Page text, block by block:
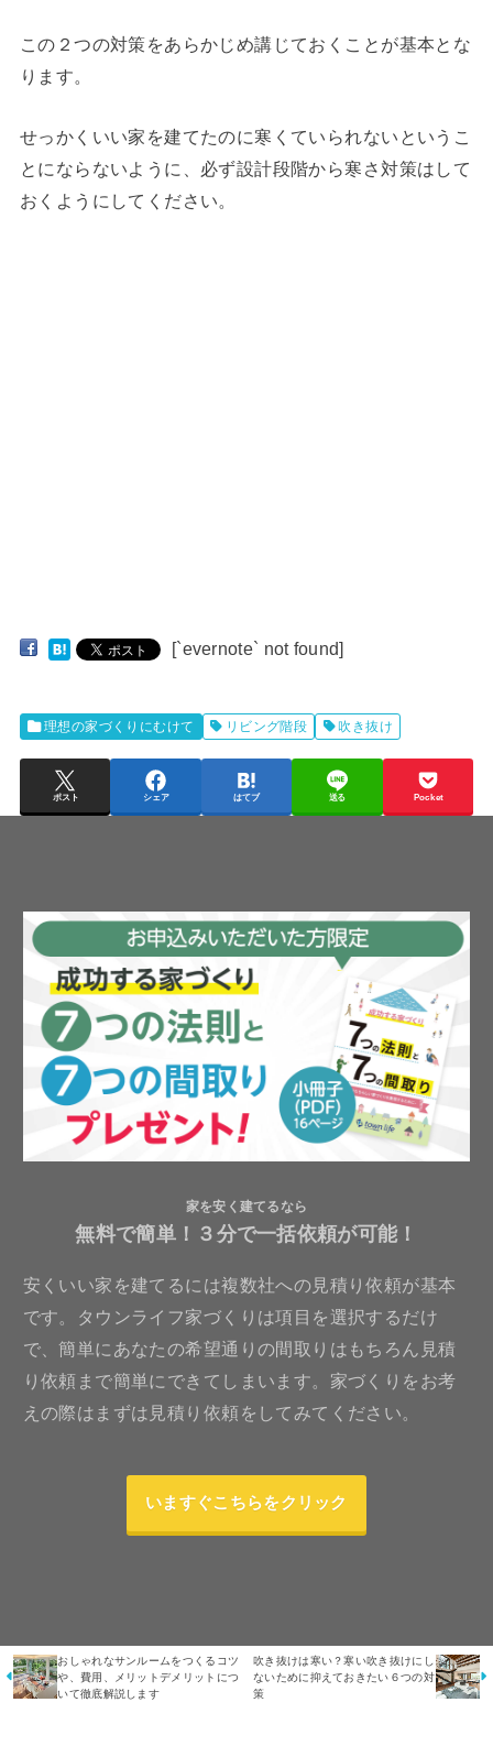
この２つの対策をあらかじめ講じておくことが基本とな
ります。
せっかくいい家を建てたのに寒くていられないというこ
とにならないように、必ず設計段階から寒さ対策はして
おくようにしてください。
[`evernote` not found]
理想の家づくりにむけて リビング階段 吹き抜け
ポスト シェア はてブ 送る Pocket
家を安く建てるなら
無料で簡単！３分で一括依頼が可能！
安くいい家を建てるには複数社への見積り依頼が基本
です。タウンライフ家づくりは項目を選択するだけ
で、簡単にあなたの希望通りの間取りはもちろん見積
り依頼まで簡単にできてしまいます。家づくりをお考
えの際はまずは見積り依頼をしてみてください。
いますぐこちらをクリック
おしゃれなサンルームをつくるコツ
や、費用、メリットデメリットにつ
いて徹底解説します
吹き抜けは寒い？寒い吹き抜けにし
ないために抑えておきたい６つの対
策